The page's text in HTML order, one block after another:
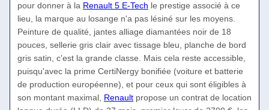
pour donner à la Renault 5 E-Tech le prestige associé à ce
lieu, la marque au losange n'a pas lésiné sur les moyens.
Peinture de qualité, jantes alliage diamantées noir de 18
pouces, sellerie gris clair avec tissage bleu, planche de bord
gris satin, c'est la grande classe. Mais cela reste accessible,
puisqu'avec la prime CertiNergy bonifiée (voiture et batterie
de production européenne), et pour ceux qui sont éligibles à
son montant maximal, Renault propose un contrat de location